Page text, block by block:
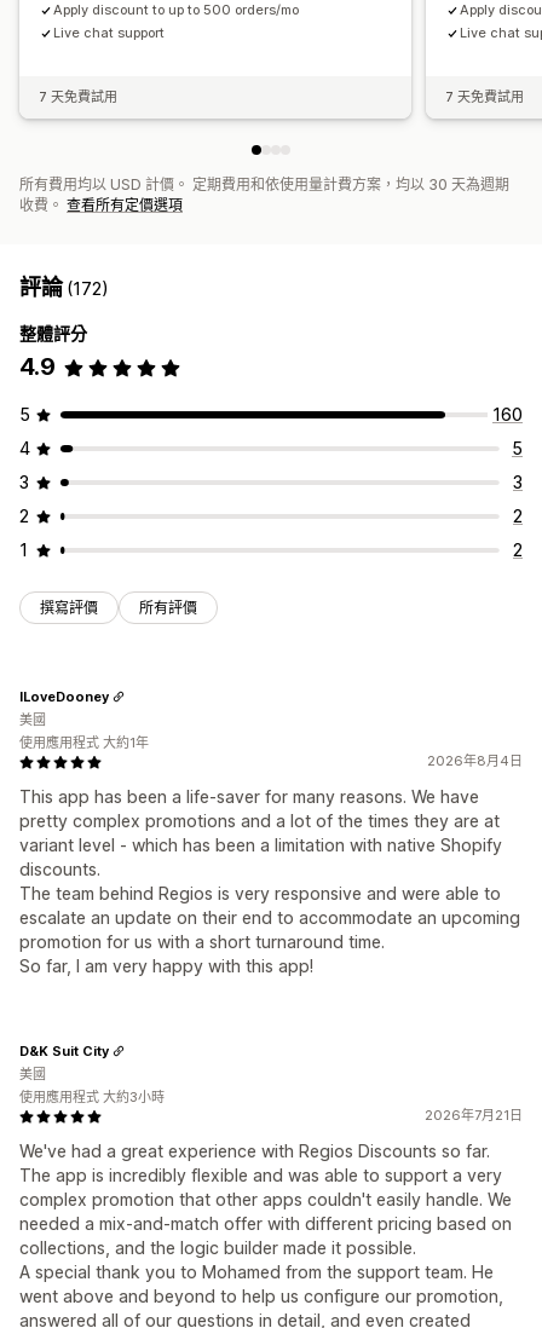
Apply discount to up to 500 orders/mo
Live chat support
7 天免費試用
Apply
Live chat
7 天免費試用
所有費用均以 USD 計價。 定期費用和依使用量計費方案，均以 30 天為週期
收費。 查看所有定價選項
評論(172)
整體評分
4.9
5
160
4
5
3
3
2
2
1
2
撰寫評價 所有評價
2026年8月4日
This app has been a life-saver for many reasons. We have
pretty complex promotions and a lot of the times they are at
variant level - which has been a limitation with native Shopify
discounts.
The team behind Regios is very responsive and were able to
escalate an update on their end to accommodate an upcoming
promotion for us with a short turnaround time.
So far, I am very happy with this app!
ILoveDooney
美國
使用應用程式 大約1年
2026年7月21日
We've had a great experience with Regios Discounts so far.
The app is incredibly flexible and was able to support a very
complex promotion that other apps couldn't easily handle. We
needed a mix-and-match offer with different pricing based on
collections, and the logic builder made it possible.
A special thank you to Mohamed from the support team. He
went above and beyond to help us configure our promotion,
answered all of our questions in detail, and even created
D&K Suit City
美國
使用應用程式 大約3小時